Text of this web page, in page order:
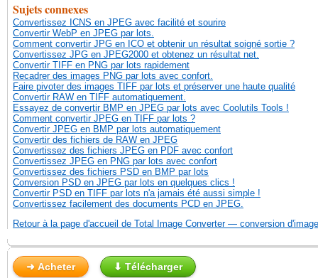
Sujets connexes
Convertissez ICNS en JPEG avec facilité et sourire
Convertir WebP en JPEG par lots.
Comment convertir JPG en ICO et obtenir un résultat soigné sortie ?
Convertissez JPG en JPEG2000 et obtenez un résultat net.
Convertir TIFF en PNG par lots rapidement
Recadrer des images PNG par lots avec confort.
Faire pivoter des images TIFF par lots et préserver une haute qualité
Convertir RAW en TIFF automatiquement.
Essayez de convertir BMP en JPEG par lots avec Coolutils Tools !
Comment convertir JPEG en TIFF par lots ?
Convertir JPEG en BMP par lots automatiquement
Convertir des fichiers de RAW en JPEG
Convertissez des fichiers JPEG en PDF avec confort
Convertissez JPEG en PNG par lots avec confort
Convertissez des fichiers PSD en BMP par lots
Conversion PSD en JPEG par lots en quelques clics !
Convertir PSD en TIFF par lots n'a jamais été aussi simple !
Convertissez facilement des documents PCD en JPEG.
Retour à la page d'accueil de Total Image Converter — conversion
➜ Acheter ⬇ Télécharger